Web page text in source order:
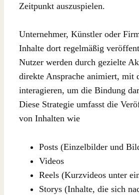
Zeitpunkt auszuspielen.
Unternehmer, Künstler oder
Inhalte dort regelmäßig
Nutzer werden durch gezielte
direkte Ansprache animiert, mit
interagieren, um die Bindung
Diese Strategie umfasst die
von Inhalten wie
Posts (Einzelbilder und
Videos
Reels (Kurzvideos unter
Storys (Inhalte, die sich